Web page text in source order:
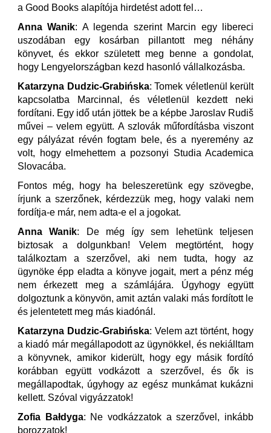
a Good Books alapítója hirdetést adott fel…
Anna Wanik: A legenda szerint Marcin egy libereci
uszodában egy kosárban pillantott meg néhány
könyvet, és ekkor született meg benne a gondolat,
hogy Lengyelországban kezd hasonló vállalkozásba.
Katarzyna Dudzic-Grabińska: Tomek véletlenül került
kapcsolatba Marcinnal, és véletlenül kezdett neki
fordítani. Egy idő után jöttek be a képbe Jaroslav Rudiš
művei – velem együtt. A szlovák műfordításba viszont
egy pályázat révén fogtam bele, és a nyeremény az
volt, hogy elmehettem a pozsonyi Studia Academica
Slovacába.
Fontos még, hogy ha beleszeretünk egy szövegbe,
írjunk a szerzőnek, kérdezzük meg, hogy valaki nem
fordítja-e már, nem adta-e el a jogokat.
Anna Wanik: De még így sem lehetünk teljesen
biztosak a dolgunkban! Velem megtörtént, hogy
találkoztam a szerzővel, aki nem tudta, hogy az
ügynöke épp eladta a könyve jogait, mert a pénz még
nem érkezett meg a számlájára. Úgyhogy együtt
dolgoztunk a könyvön, amit aztán valaki más fordított le
és jelentetett meg más kiadónál.
Katarzyna Dudzic-Grabińska: Velem azt történt, hogy
a kiadó már megállapodott az ügynökkel, és nekiálltam
a könyvnek, amikor kiderült, hogy egy másik fordító
korábban együtt vodkázott a szerzővel, és ők is
megállapodtak, úgyhogy az egész munkámat kukázni
kellett. Szóval vigyázzatok!
Zofia Bałdyga: Ne vodkázzatok a szerzővel, inkább
borozzatok!